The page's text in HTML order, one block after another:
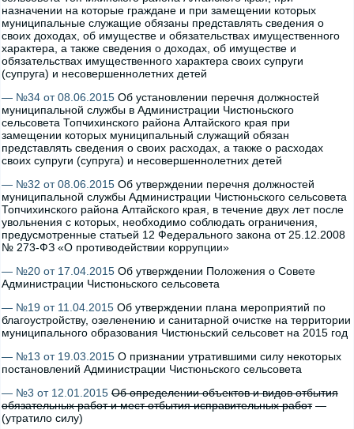
назначении на которые граждане и при замещении которых
муниципальные служащие обязаны представлять сведения о
своих доходах, об имуществе и обязательствах имущественного
характера, а также сведения о доходах, об имуществе и
обязательствах имущественного характера своих супруги
(супруга) и несовершеннолетних детей
— №34 от 08.06.2015 Об установлении перечня должностей
муниципальной службы в Администрации Чистюньского
сельсовета Топчихинского района Алтайского края при
замещении которых муниципальный служащий обязан
представлять сведения о своих расходах, а также о расходах
своих супруги (супруга) и несовершеннолетних детей
— №32 от 08.06.2015 Об утверждении перечня должностей
муниципальной службы Администрации Чистюньского сельсовета
Топчихинского района Алтайского края, в течение двух лет после
увольнения c которых, необходимо соблюдать ограничения,
предусмотренные статьей 12 Федерального закона от 25.12.2008
№ 273-ФЗ «О противодействии коррупции»
— №20 от 17.04.2015 Об утверждении Положения о Совете
Администрации Чистюньского сельсовета
— №19 от 11.04.2015 Об утверждении плана мероприятий по
благоустройству, озеленению и санитарной очистке на территории
муниципального образования Чистюньский сельсовет на 2015 год
— №13 от 19.03.2015 О признании утратившими силу некоторых
постановлений Администрации Чистюньского сельсовета
— №3 от 12.01.2015 Об определении объектов и видов отбытия
обязательных работ и мест отбытия исправительных работ—
(утратило силу)